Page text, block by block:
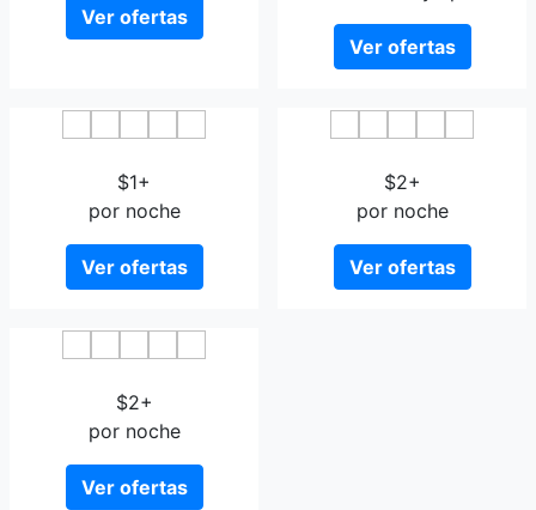
Ver ofertas
Ver ofertas
$1+
por noche
Ver ofertas
$2+
por noche
Ver ofertas
$2+
por noche
Ver ofertas